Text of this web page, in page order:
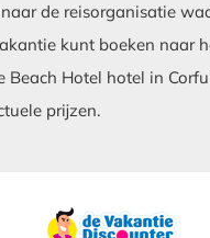
de reisorganisatie
kunt boeken naar
Beach Hotel hotel in
prijzen.